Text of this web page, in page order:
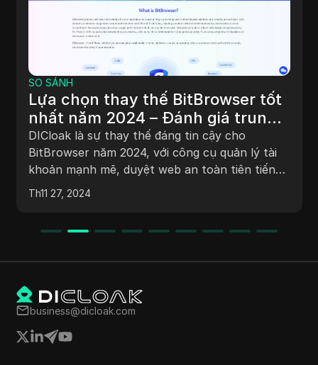
SO SÁNH
Lựa chọn thay thế BitBrowser tốt
nhất năm 2024 – Đánh giá trung
thực
DICloak là sự thay thế đáng tin cậy cho
BitBrowser năm 2024, với công cụ quản lý tài
khoản mạnh mẽ, duyệt web an toàn tiên tiến
và thiết kế trực quan.
Th11 27, 2024
business@dicloak.com